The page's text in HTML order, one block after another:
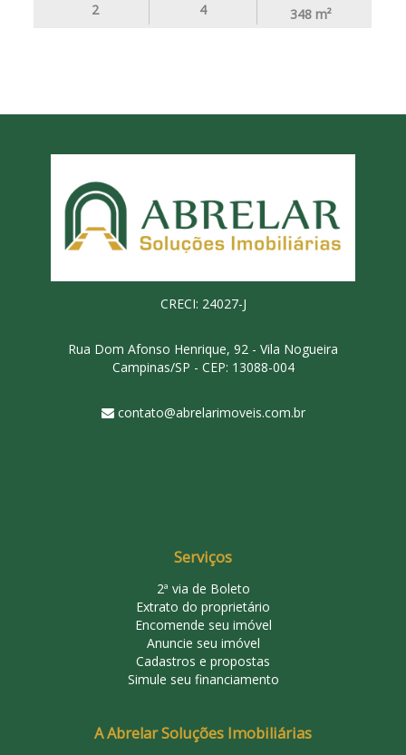
2 4 348 m²
CRECI: 24027-J
Rua Dom Afonso Henrique, 92 - Vila Nogueira
Campinas/SP - CEP: 13088-004
contato@abrelarimoveis.com.br
Serviços
2ª via de Boleto
Extrato do proprietário
Encomende seu imóvel
Anuncie seu imóvel
Cadastros e propostas
Simule seu financiamento
A Abrelar Soluções Imobiliárias